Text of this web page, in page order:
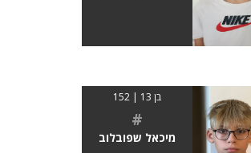
בן 13 | 152
#
מיכאל שפובלוב